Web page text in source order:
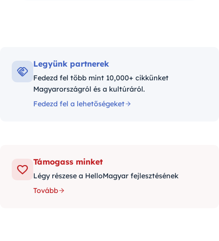
Legyünk partnerek
Fedezd fel több mint 10,000+ cikkünket
Magyarországról és a kultúráról.
Fedezd fel a lehetőségeket
Támogass minket
Légy részese a HelloMagyar fejlesztésének
Tovább